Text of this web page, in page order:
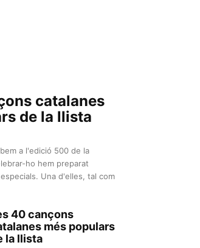
catalanes
de la llista
a l'edició 500 de la
ho hem preparat
Una d'elles, tal com
40 cançons
més populars
la llista